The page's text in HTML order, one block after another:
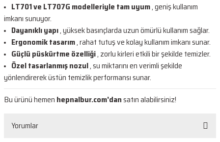
LT701 ve LT707G modelleriyle tam uyum, geniş kullanım
imkanı sunuyor.
Dayanıklı yapı, yüksek basınçlarda uzun ömürlü kullanım sağlar.
Ergonomik tasarım, rahat tutuş ve kolay kullanım imkanı sunar.
Güçlü püskürtme özelliği, zorlu kirleri etkili bir şekilde temizler.
Özel tasarlanmış nozul, su miktarını en verimli şekilde
yönlendirerek üstün temizlik performansı sunar.
Bu ürünü hemen hepnalbur.com'dansatın alabilirsiniz!
Yorumlar